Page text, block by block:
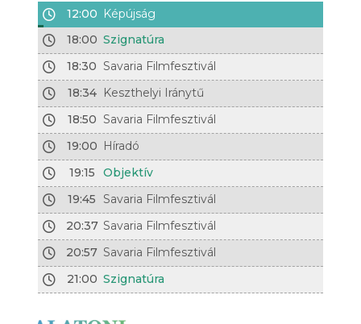
12:00 Képújság
18:00 Szignatúra
18:30 Savaria Filmfesztivál
18:34 Keszthelyi Iránytű
18:50 Savaria Filmfesztivál
19:00 Híradó
19:15
Objektív
19:45
Savaria Filmfesztivál
20:37 Savaria Filmfesztivál
20:57 Savaria Filmfesztivál
21:00 Szignatúra